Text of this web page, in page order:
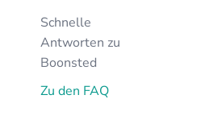
Schnelle
Antworten zu
Boonsted
Zu den FAQ